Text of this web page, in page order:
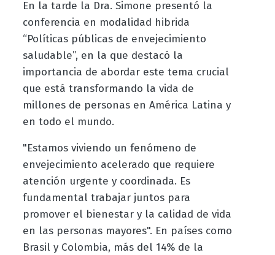
En la tarde la Dra. Simone presentó la
conferencia en modalidad hibrida
“Políticas públicas de envejecimiento
saludable”, en la que destacó la
importancia de abordar este tema crucial
que está transformando la vida de
millones de personas en América Latina y
en todo el mundo.
"Estamos viviendo un fenómeno de
envejecimiento acelerado que requiere
atención urgente y coordinada. Es
fundamental trabajar juntos para
promover el bienestar y la calidad de vida
en las personas mayores". En países como
Brasil y Colombia, más del 14% de la